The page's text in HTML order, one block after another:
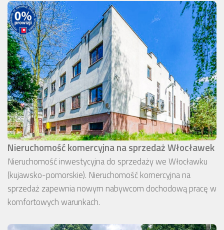
Nieruchomość komercyjna na sprzedaż Włocławek
Nieruchomość inwestycyjna do sprzedaży we Włocławku
(kujawsko-pomorskie). Nieruchomość komercyjna na
sprzedaż zapewnia nowym nabywcom dochodową pracę w
komfortowych warunkach.